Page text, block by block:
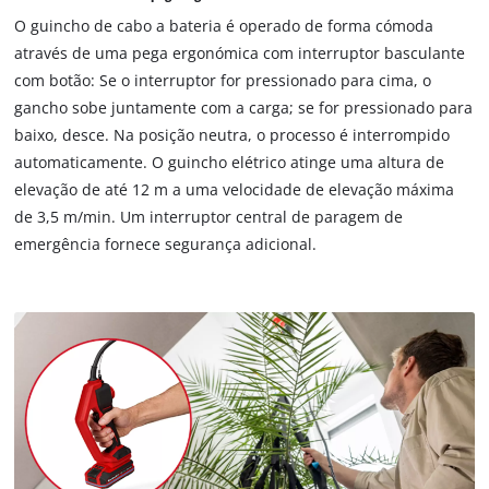
corrente, por exemplo com a bateria descarregada, e impede
que a carga desça de forma descontrolada. A proteção
térmica e de sobrecarga também protege o motor e o sistema.
A flexibilidade de montagem é particularmente prática para
utilização móvel: O guincho de cabo a bateria pode ser
rapidamente suspenso em tubos redondos, como barras de
andaimes, através do gancho de montagem fornecido. Em
alternativa, o aparelho pode ser fixado num braço giratório ou
noutra estrutura adequada com as duas braçadeiras duplas.
ser utilizado em qualquer lugar, mesmo longe de qualquer
fonte de energia, seja na garagem, na oficina ou no armazém.
A pega de transporte prática facilita o transporte até ao local
de utilização. É fornecido sem bateria e sem carregador. Estão
disponíveis em separado.
to
trackers
that
are
not
to
the
visitor.
The
needs
to
setup
the
site
with
their
CMP
O guincho de cabo a bateria é operado de forma cómoda
através de uma pega ergonómica com interruptor basculante
com botão: Se o interruptor for pressionado para cima, o
gancho sobe juntamente com a carga; se for pressionado para
baixo, desce. Na posição neutra, o processo é interrompido
automaticamente. O guincho elétrico atinge uma altura de
elevação de até 12 m a uma velocidade de elevação máxima
de 3,5 m/min. Um interruptor central de paragem de
emergência fornece segurança adicional.